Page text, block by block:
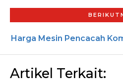
Harga Mesin Pencacah
Artikel Terkait: